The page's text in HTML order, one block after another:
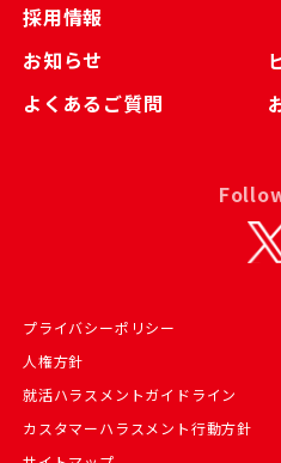
採用情報
お知らせ
よくあるご質問
プライバシーポリシー
人権方針
就活ハラスメントガイドライン
カスタマーハラスメント行動方針